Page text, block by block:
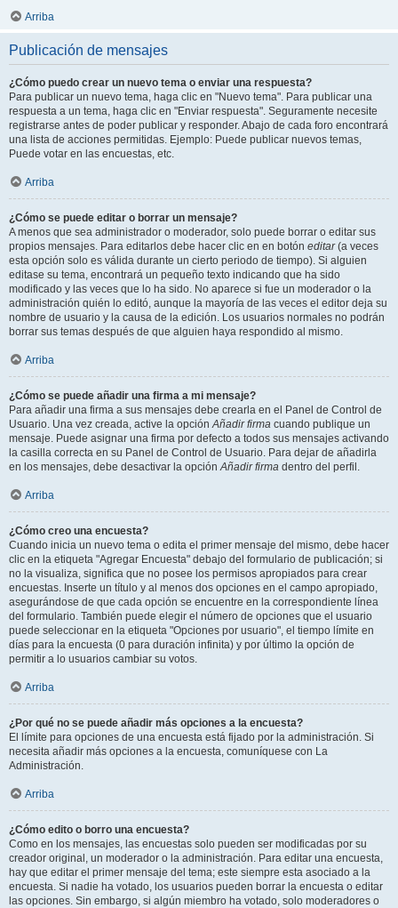
Arriba
Publicación de mensajes
¿Cómo puedo crear un nuevo tema o enviar una respuesta?
Para publicar un nuevo tema, haga clic en "Nuevo tema". Para publicar una
respuesta a un tema, haga clic en "Enviar respuesta". Seguramente necesite
registrarse antes de poder publicar y responder. Abajo de cada foro encontrará
una lista de acciones permitidas. Ejemplo: Puede publicar nuevos temas,
Puede votar en las encuestas, etc.
Arriba
¿Cómo se puede editar o borrar un mensaje?
A menos que sea administrador o moderador, solo puede borrar o editar sus
propios mensajes. Para editarlos debe hacer clic en en botón editar(a veces
esta opción solo es válida durante un cierto periodo de tiempo). Si alguien
editase su tema, encontrará un pequeño texto indicando que ha sido
modificado y las veces que lo ha sido. No aparece si fue un moderador o la
administración quién lo editó, aunque la mayoría de las veces el editor deja su
nombre de usuario y la causa de la edición. Los usuarios normales no podrán
borrar sus temas después de que alguien haya respondido al mismo.
Arriba
¿Cómo se puede añadir una firma a mi mensaje?
Para añadir una firma a sus mensajes debe crearla en el Panel de Control de
Usuario. Una vez creada, active la opciónAñadir firma cuando publique un
mensaje. Puede asignar una firma por defecto a todos sus mensajes activando
la casilla correcta en su Panel de Control de Usuario. Para dejar de añadirla
en los mensajes, debe desactivar la opciónAñadir firma dentro del perfil.
Arriba
¿Cómo creo una encuesta?
Cuando inicia un nuevo tema o edita el primer mensaje del mismo, debe hacer
clic en la etiqueta "Agregar Encuesta" debajo del formulario de publicación; si
no la visualiza, significa que no posee los permisos apropiados para crear
encuestas. Inserte un título y al menos dos opciones en el campo apropiado,
asegurándose de que cada opción se encuentre en la correspondiente línea
del formulario. También puede elegir el número de opciones que el usuario
puede seleccionar en la etiqueta "Opciones por usuario", el tiempo límite en
días para la encuesta (0 para duración infinita) y por último la opción de
permitir a lo usuarios cambiar su votos.
Arriba
¿Por qué no se puede añadir más opciones a la encuesta?
El límite para opciones de una encuesta está fijado por la administración. Si
necesita añadir más opciones a la encuesta, comuníquese con La
Administración.
Arriba
¿Cómo edito o borro una encuesta?
Como en los mensajes, las encuestas solo pueden ser modificadas por su
creador original, un moderador o la administración. Para editar una encuesta,
hay que editar el primer mensaje del tema; este siempre esta asociado a la
encuesta. Si nadie ha votado, los usuarios pueden borrar la encuesta o editar
las opciones. Sin embargo, si algún miembro ha votado, solo moderadores o